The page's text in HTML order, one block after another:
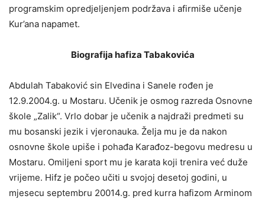
programskim opredjeljenjem podržava i afirmiše učenje
Kur’ana napamet.
Biografija hafiza Tabakovića
Abdulah Tabaković sin Elvedina i Sanele rođen je
12.9.2004.g. u Mostaru. Učenik je osmog razreda Osnovne
škole „Zalik“. Vrlo dobar je učenik a najdraži predmeti su
mu bosanski jezik i vjeronauka. Želja mu je da nakon
osnovne škole upiše i pohađa Karađoz-begovu medresu u
Mostaru. Omiljeni sport mu je karata koji trenira već duže
vrijeme. Hifz je počeo učiti u svojoj desetoj godini, u
mjesecu septembru 20014.g. pred kurra hafizom Arminom